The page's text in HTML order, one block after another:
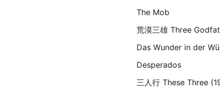
The Mob
荒漠三雄 Three
Das Wunder in der
Desperados
三人行 These Three